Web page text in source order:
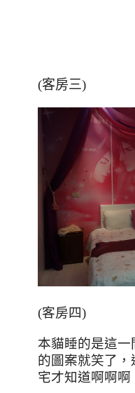
(客房三)
(客房四)
本貓睡的是這
的圖案就笑了
宅才知道啊啊啊